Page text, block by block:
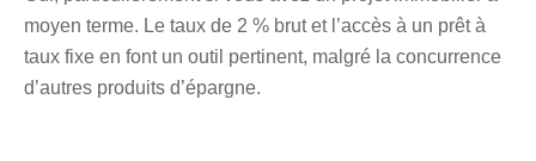
moyen terme. Le taux de 2 % brut et l’accès à un prêt à
taux fixe en font un outil pertinent, malgré la concurrence
d’autres produits d’épargne.